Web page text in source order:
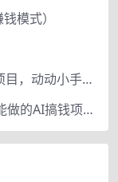
模式）
《188个赚钱项目-183》有驾车评项目，动动小手，复制粘贴赚44元！
上架2小时收入630+，只要有手就能做的AI搞钱项目，奶奶看完都能学会!